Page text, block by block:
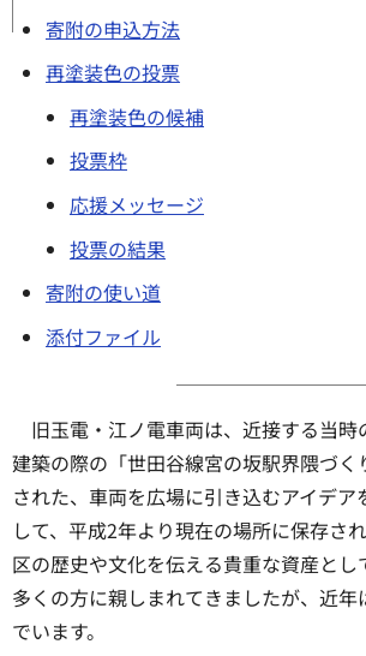
寄附の申込方法
再塗装色の投票
再塗装色の候補
投票枠
応援メッセージ
投票の結果
寄附の使い道
添付ファイル
旧玉電・江ノ電車両は、近接する当時
建築の際の「世田谷線宮の坂駅界隈づく
された、車両を広場に引き込むアイデア
して、平成2年より現在の場所に保存され
区の歴史や文化を伝える貴重な資産とし
多くの方に親しまれてきましたが、近年
でいます。